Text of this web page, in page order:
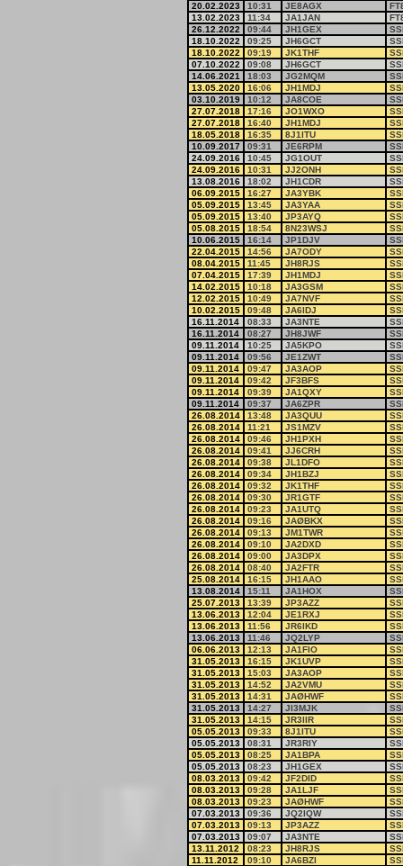
20.02.2023
10:31 JE8AGX
13.02.2023
11:34 JA1JAN
26.12.2022
09:44 JH1GEX
18.10.2022
09:25 JH6GCT
18.10.2022
09:19 JK1THF
07.10.2022
09:08 JH6GCT
14.06.2021
18:03 JG2MQM
13.05.2020
16:06 JH1MDJ
03.10.2019
10:12 JA8COE
27.07.2018
17:16 JO1WXO
27.07.2018
16:40 JH1MDJ
18.05.2018
16:35 8J1ITU
10.09.2017
09:31 JE6RPM
24.09.2016
10:45 JG1OUT
24.09.2016
10:31 JJ2ONH
13.08.2016
18:02 JH1CDR
06.09.2015
16:27 JA3YBK
05.09.2015
13:45 JA3YAA
05.09.2015
13:40 JP3AYQ
05.08.2015
18:54 8N23WSJ
10.06.2015
16:14 JP1DJV
22.04.2015
14:56 JA7ODY
08.04.2015
11:45 JH8RJS
07.04.2015
17:39 JH1MDJ
14.02.2015
10:18 JA3GSM
12.02.2015
10:49 JA7NVF
10.02.2015
09:48 JA6IDJ
16.11.2014
08:33 JA3NTE
16.11.2014
08:27 JH8JWF
09.11.2014
10:25 JA5KPO
09.11.2014
09:56 JE1ZWT
09.11.2014
09:47 JA3AOP
09.11.2014
09:42 JF3BFS
09.11.2014
09:39 JA1QXY
09.11.2014
09:37 JA6ZPR
26.08.2014
13:48 JA3QUU
26.08.2014
11:21 JS1MZV
26.08.2014
09:46 JH1PXH
26.08.2014
09:41 JJ6CRH
26.08.2014
09:38 JL1DFO
26.08.2014
09:34 JH1BZJ
26.08.2014
09:32 JK1THF
26.08.2014
09:30 JR1GTF
26.08.2014
09:23 JA1UTQ
26.08.2014
09:16 JAØBKX
26.08.2014
09:13 JM1TWR
26.08.2014
09:10 JA2DXD
26.08.2014
09:00 JA3DPX
26.08.2014
08:40 JA2FTR
25.08.2014
16:15 JH1AAO
13.08.2014
15:11 JA1HOX
25.07.2013
13:39 JP3AZZ
13.06.2013
12:04 JE1RXJ
13.06.2013
11:56 JR6IKD
13.06.2013
11:46 JQ2LYP
06.06.2013
12:13 JA1FIO
31.05.2013
16:15 JK1UVP
31.05.2013
15:03 JA3AOP
31.05.2013
14:52 JA2VMU
31.05.2013
14:31 JAØHWF
31.05.2013
14:27 JI3MJK
31.05.2013
14:15 JR3IIR
05.05.2013
09:33 8J1ITU
05.05.2013
08:31 JR3RIY
05.05.2013
08:25 JA1BPA
05.05.2013
08:23 JH1GEX
08.03.2013
09:42 JF2DID
08.03.2013
09:28 JA1LJF
08.03.2013
09:23 JAØHWF
07.03.2013
09:36 JQ2IQW
07.03.2013
09:13 JP3AZZ
07.03.2013
09:07 JA3NTE
13.11.2012
08:23 JH8RJS
11.11.2012
09:10 JA6BZI